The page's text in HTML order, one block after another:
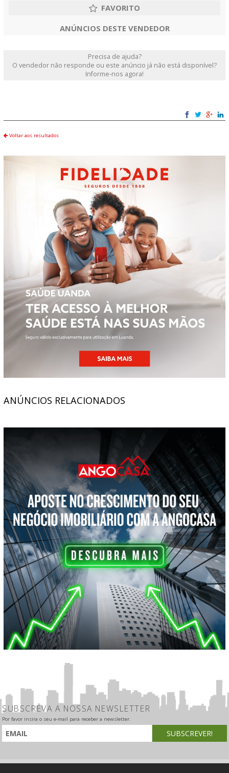
ANÚNCIOS DESTE VENDEDOR
Precisa de ajuda?
O vendedor não responde ou este anúncio já não está disponível?
Informe-nos agora!
Voltar aos resultados
ANÚNCIOS RELACIONADOS
SUBSCREVA A NOSSA NEWSLETTER
Por favor insira o seu e-mail para receber a newsletter.